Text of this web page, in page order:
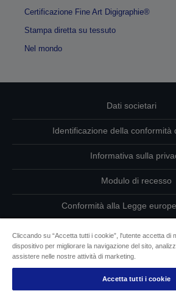
Certificazione Fine Art Digigraphie®
Stampa diretta su tessuto
Nel mondo
Dati societari
Identificazione della conformità
Informativa sulla
Modulo di recesso
Conformità alla Legge
Contattaci per informazioni
Informazioni sui cookie
L’impegno di Epson per
Cliccando su “Accetta tutti i cookie”, l'utente accetta di
dispositivo per migliorare la navigazione del sito,
assistere nelle nostre attività di marketing.
Accetta tutti i cookie